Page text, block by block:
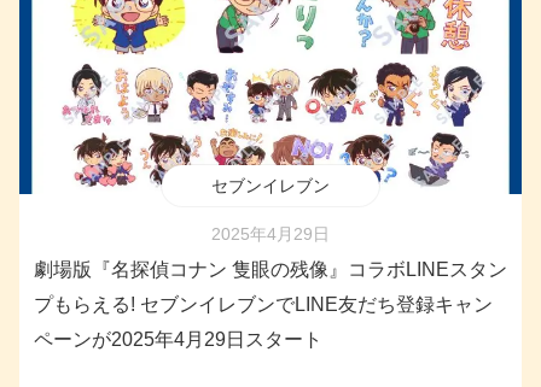
セブンイレブン
2025年4月29日
劇場版『名探偵コナン 隻眼の残像』コラボLINEスタン
プもらえる! セブンイレブンでLINE友だち登録キャン
ペーンが2025年4月29日スタート